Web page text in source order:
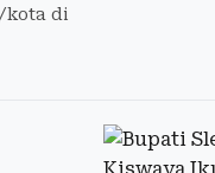
kota di